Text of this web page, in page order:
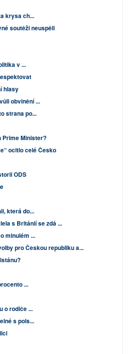
krysa ch...
soutěži neuspěli
v ...
hlasy
obvinění ...
strana po...
Prime Minister?
ocitlo celé Česko
ODS
která do...
s Británií se zdá ...
minulém ...
pro Českou republiku a...
...
o rodiče ...
s pols...